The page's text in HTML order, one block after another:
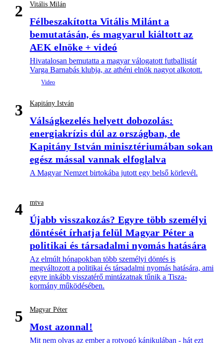
2 Vitális Milán
Félbeszakította Vitális Milánt a
bemutatásán, és magyarul kiáltott az
AEK elnöke + videó
Hivatalosan bemutatta a magyar válogatott futballistát
Varga Barnabás klubja, az athéni elnök nagyot alkotott.
3 Kapitány István
Válságkezelés helyett dobozolás:
energiakrízis dúl az országban, de
Kapitány István minisztériumában sokan
egész mással vannak elfoglalva
A Magyar Nemzet birtokába jutott egy belső körlevél.
4 mtva
Újabb visszakozás? Egyre több személyi
döntését írhatja felül Magyar Péter a
politikai és társadalmi nyomás hatására
Az elmúlt hónapokban több személyi döntés is
megváltozott a politikai és társadalmi nyomás hatására, ami
egyre inkább visszatérő mintázatnak tűnik a Tisza-
kormány működésében.
5 Magyar Péter
Most azonnal!
Mit nem olvas az ember a rotyogó kánikulában - hát ezt